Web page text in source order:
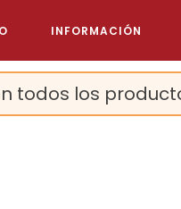
INFORMACIÓN
los